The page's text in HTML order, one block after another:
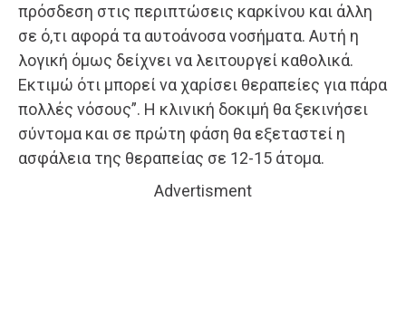
πρόσδεση στις περιπτώσεις καρκίνου και άλλη
σε ό,τι αφορά τα αυτοάνοσα νοσήματα. Αυτή η
λογική όμως δείχνει να λειτουργεί καθολικά.
Εκτιμώ ότι μπορεί να χαρίσει θεραπείες για πάρα
πολλές νόσους”. Η κλινική δοκιμή θα ξεκινήσει
σύντομα και σε πρώτη φάση θα εξεταστεί η
ασφάλεια της θεραπείας σε 12-15 άτομα.
Advertisment